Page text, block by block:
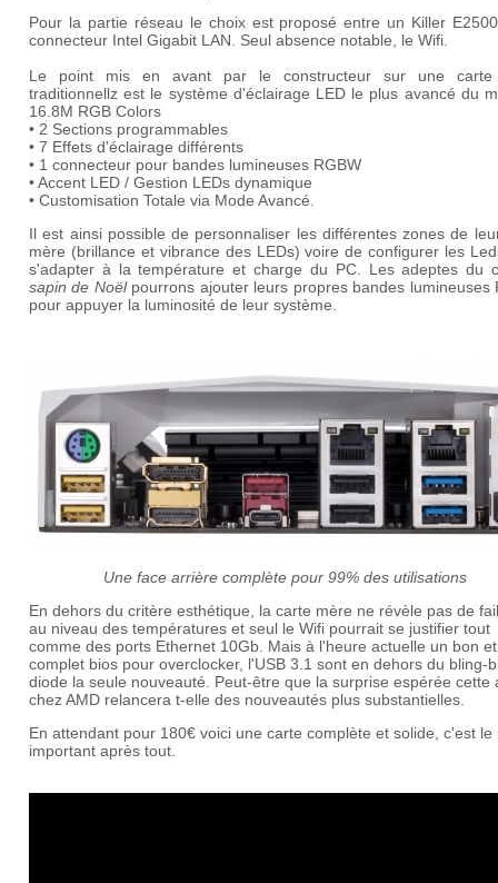
Pour la partie réseau le choix est proposé entre un Killer
connecteur Intel Gigabit LAN. Seul absence notable, le Wifi.
Le point mis en avant par le constructeur sur une carte
traditionnellz est le système d'éclairage LED le plus avancé du
16.8M RGB Colors
• 2 Sections programmables
• 7 Effets d'éclairage différents
• 1 connecteur pour bandes lumineuses RGBW
• Accent LED / Gestion LEDs dynamique
• Customisation Totale via Mode Avancé.
Il est ainsi possible de personnaliser les différentes zones de
mère (brillance et vibrance des LEDs) voire de configurer les
s'adapter à la température et charge du PC. Les adeptes du
sapin de Noëlpourrons ajouter leurs propres bandes lumineuses
pour appuyer la luminosité de leur système.
Une face arrière complète pour 99% des utilisations
En dehors du critère esthétique, la carte mère ne révèle pas de
au niveau des températures et seul le Wifi pourrait se justifier tout
comme des ports Ethernet 10Gb. Mais à l'heure actuelle un bon et
complet bios pour overclocker, l'USB 3.1 sont en dehors du bling-
diode la seule nouveauté. Peut-être que la surprise espérée cette
chez AMD relancera t-elle des nouveautés plus substantielles.
En attendant pour 180€ voici une carte complète et solide, c'est le
important après tout.